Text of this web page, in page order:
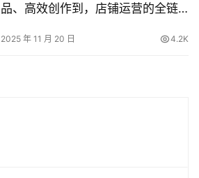
品、高效创作到，店铺运营的全链
2025 年 11 月 20 日 4.2K